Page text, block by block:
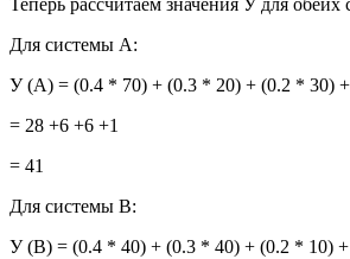
Теперь рассчитаем значения У для обеих
Для системы A:
У (A) = (0.4 * 70) + (0.3 * 20) + (0.2 * 30)
= 28 +6 +6 +1
= 41
Для системы B:
У (B) = (0.4 * 40) + (0.3 * 40) + (0.2 * 10)